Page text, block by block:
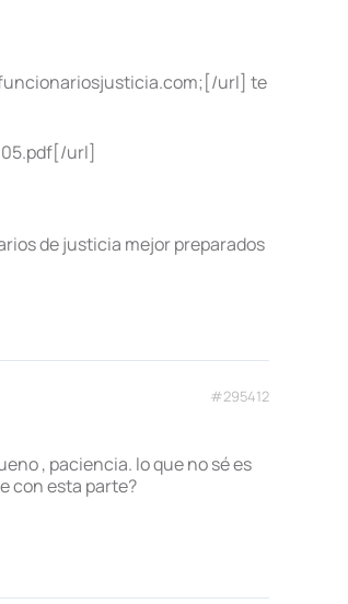
url] te
url]
de justicia mejor preparados
#295412
, paciencia. lo que no sé es
con esta parte?